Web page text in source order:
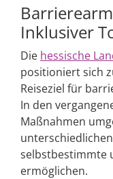
Inklusiver
Die hessische
positioniert sich
Reiseziel für
In den
Maßnahmen
selbstbestimmte
ermöglichen.